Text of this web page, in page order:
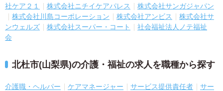
社ケア２１
株式会社ニチイケアパレス
株式会社サンガジャパン
株式会社川島コーポレーション
株式会社アンビス
株式会社サ
ンウェルズ
株式会社スーパー・コート
社会福祉法人ノテ福祉
会
北杜市(山梨県)の介護・福祉の求人を職種から探す
介護職・ヘルパー ケアマネージャー サービス提供責任者
サー